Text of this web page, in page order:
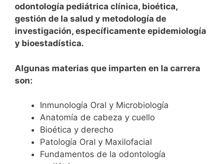
odontología pediátrica clínica, bioética,
gestión de la salud y metodología de
investigación, específicamente epidemiología
y bioestadística.
Algunas materias que imparten en la carrera
son:
Inmunología Oral y Microbiología
Anatomía de cabeza y cuello
Bioética y derecho
Patología Oral y Maxilofacial
Fundamentos de la odontología